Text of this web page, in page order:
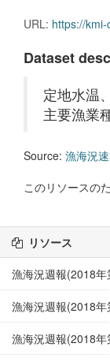
URL: https://kmi-ckan.pref.kochi.lg.jp/
Dataset
定地水温
主要漁業
Source: 漁海況
このリソースの
リソース
漁海況週報(2018年
漁海況週報(2018年
漁海況週報(2018年